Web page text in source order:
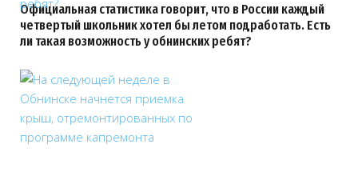
Официальная статистика говорит, что в России каждый
четвертый школьник хотел бы летом подработать. Есть
ли такая возможность у обнинских ребят?